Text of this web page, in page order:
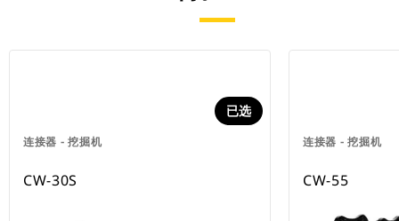
连接器 - 挖掘机
已选
CW-30S
连接器 - 挖掘机
CW-55